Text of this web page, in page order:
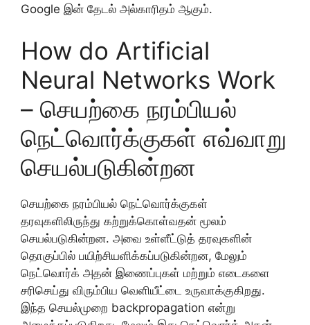
Google இன் தேடல் அல்காரிதம் ஆகும்.
How do Artificial
Neural Networks Work
– செயற்கை நரம்பியல்
நெட்வொர்க்குகள் எவ்வாறு
செயல்படுகின்றன
செயற்கை நரம்பியல் நெட்வொர்க்குகள்
தரவுகளிலிருந்து கற்றுக்கொள்வதன் மூலம்
செயல்படுகின்றன. அவை உள்ளீட்டுத் தரவுகளின்
தொகுப்பில் பயிற்சியளிக்கப்படுகின்றன, மேலும்
நெட்வொர்க் அதன் இணைப்புகள் மற்றும் எடைகளை
சரிசெய்து விரும்பிய வெளியீட்டை உருவாக்குகிறது.
இந்த செயல்முறை backpropagation என்று